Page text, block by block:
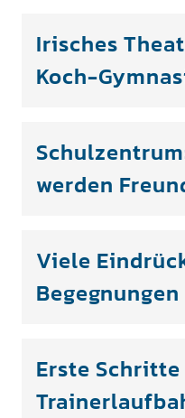
Irisches
Koch-
werden
Viele
Begegnungen
Erste